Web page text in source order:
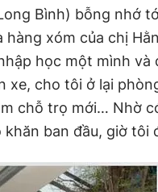
Bình) bỗng nhớ
hàng xóm của chị
học một mình
xe, cho tôi ở lại
chỗ trọ mới… Nhờ
khăn ban đầu, giờ tôi